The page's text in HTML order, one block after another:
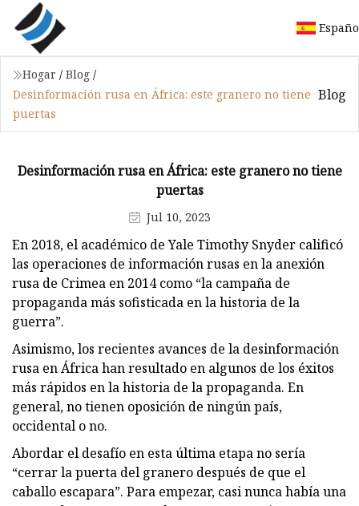
Hogar / Blog /
Desinformación rusa en África: este granero no tiene
puertas
Blog
Desinformación rusa en África: este granero no tiene
puertas
Jul 10, 2023
En 2018, el académico de Yale Timothy Snyder calificó
las operaciones de información rusas en la anexión
rusa de Crimea en 2014 como “la campaña de
propaganda más sofisticada en la historia de la
guerra”.
Asimismo, los recientes avances de la desinformación
rusa en África han resultado en algunos de los éxitos
más rápidos en la historia de la propaganda. En
general, no tienen oposición de ningún país,
occidental o no.
Abordar el desafío en esta última etapa no sería
“cerrar la puerta del granero después de que el
caballo escapara”. Para empezar, casi nunca había una